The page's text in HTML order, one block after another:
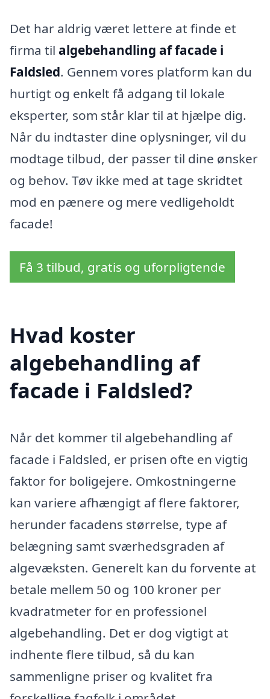
Det har aldrig været lettere at finde et
firma til algebehandling af facade i
Faldsled. Gennem vores platform kan du
hurtigt og enkelt få adgang til lokale
eksperter, som står klar til at hjælpe dig.
Når du indtaster dine oplysninger, vil du
modtage tilbud, der passer til dine ønsker
og behov. Tøv ikke med at tage skridtet
mod en pænere og mere vedligeholdt
facade!
Få 3 tilbud, gratis og uforpligtende
Hvad koster
algebehandling af
facade i Faldsled?
Når det kommer til algebehandling af
facade i Faldsled, er prisen ofte en vigtig
faktor for boligejere. Omkostningerne
kan variere afhængigt af flere faktorer,
herunder facadens størrelse, type af
belægning samt sværhedsgraden af
algevæksten. Generelt kan du forvente at
betale mellem 50 og 100 kroner per
kvadratmeter for en professionel
algebehandling. Det er dog vigtigt at
indhente flere tilbud, så du kan
sammenligne priser og kvalitet fra